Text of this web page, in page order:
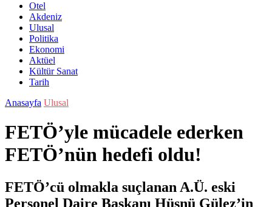
Otel
Akdeniz
Ulusal
Politika
Ekonomi
Aktüel
Kültür Sanat
Tarih
Anasayfa Ulusal
FETÖ’yle mücadele ederken
FETÖ’nün hedefi oldu!
FETÖ’cü olmakla suçlanan A.Ü. eski
Personel Daire Başkanı Hüsnü Gülez’in